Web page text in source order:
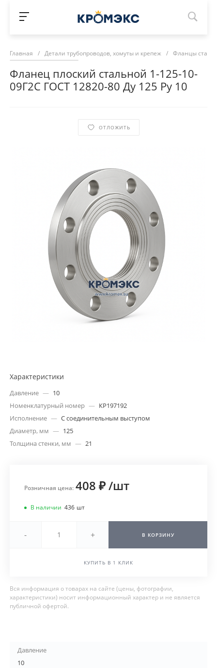
Главная / Детали трубопроводов, хомуты и крепеж / Фланцы
Фланец плоский стальной 1-125-10-
09Г2С ГОСТ 12820-80 Ду 125 Ру 10
ОТЛОЖИТЬ
Характеристики
Давление — 10
Номенклатурный номер — КР197192
Исполнение — С соединительным выступом
Диаметр, мм — 125
Толщина стенки, мм — 21
Розничная цена: 408 ₽/шт
В наличии 436 шт
- + В КОРЗИНУ
КУПИТЬ В 1 КЛИК
Вся информация о товарах на сайте (цены, фотографии,
характеристики) носит информационный характер и не является
публичной офертой.
Давление
10